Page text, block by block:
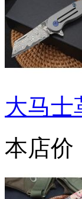
大马士
本店价